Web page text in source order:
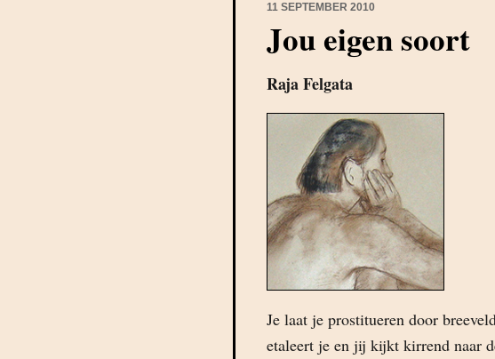
11 SEPTEMBER 2010
Jou eigen soort
Raja Felgata
Je laat je prostitueren door
etaleert je en jij kijkt kirrend naar